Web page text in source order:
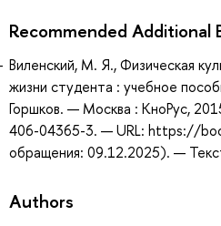
Recommended Additional
Виленский, М. Я., Физическая
жизни студента : учебное
Горшков. — Москва : КноРус,
406-04365-3. — URL: https://
обращения: 09.12.2025). —
Authors